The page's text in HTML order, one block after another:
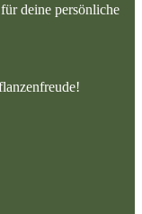
deine persönliche